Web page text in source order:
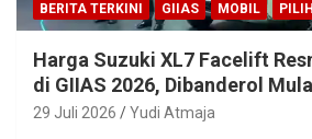
BERITA TERKINI GIIAS MOBIL
Harga Suzuki XL7 Facelift
di GIIAS 2026, Dibanderol
29 Juli 2026 Yudi Atmaja